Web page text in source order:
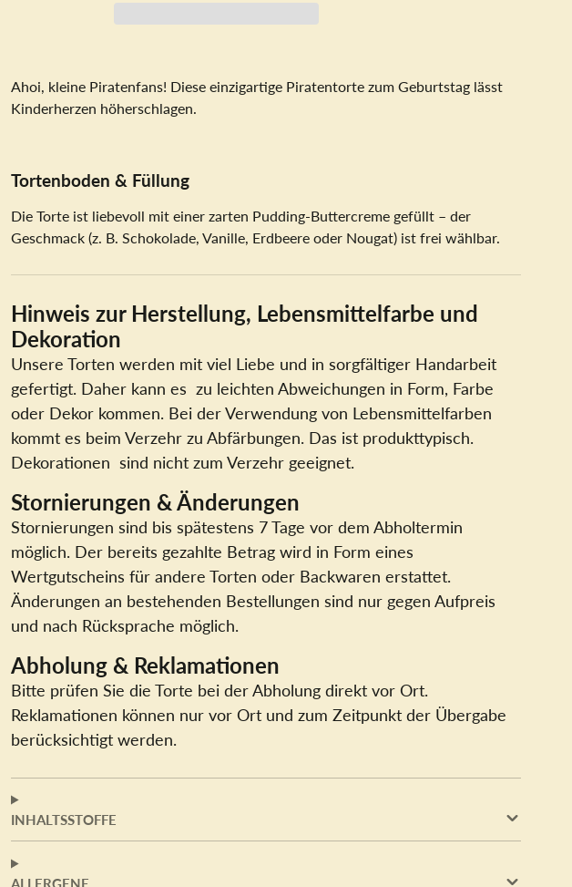
Ahoi, kleine Piratenfans! Diese einzigartige Piratentorte zum Geburtstag lässt
Kinderherzen höherschlagen.
Tortenboden & Füllung
Die Torte ist liebevoll mit einer zarten Pudding-Buttercreme gefüllt – der
Geschmack (z. B. Schokolade, Vanille, Erdbeere oder Nougat) ist frei wählbar.
Hinweis zur Herstellung, Lebensmittelfarbe und
Dekoration
Unsere Torten werden mit viel Liebe und in sorgfältiger Handarbeit
gefertigt. Daher kann es zu leichten Abweichungen in Form, Farbe
oder Dekor kommen. Bei der Verwendung von Lebensmittelfarben
kommt es beim Verzehr zu Abfärbungen. Das ist produkttypisch.
Dekorationen sind nicht zum Verzehr geeignet.
Stornierungen & Änderungen
Stornierungen sind bis spätestens 7 Tage vor dem Abholtermin
möglich. Der bereits gezahlte Betrag wird in Form eines
Wertgutscheins für andere Torten oder Backwaren erstattet.
Änderungen an bestehenden Bestellungen sind nur gegen Aufpreis
und nach Rücksprache möglich.
Abholung & Reklamationen
Bitte prüfen Sie die Torte bei der Abholung direkt vor Ort.
Reklamationen können nur vor Ort und zum Zeitpunkt der Übergabe
berücksichtigt werden.
INHALTSSTOFFE
ALLERGENE